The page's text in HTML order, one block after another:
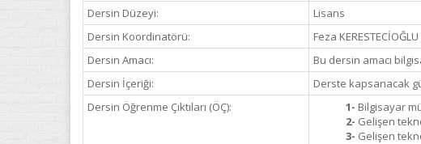
Dersin Düzeyi:
Lisans
Dersin Koordinatörü:
Feza
Dersin Amacı:
Bu dersin amacı
Dersin İçeriği:
Derste kapsanacak
Dersin Öğrenme Çıktıları (ÖÇ):
1- Bilgisayar
2- Gelişen
3- Gelişen